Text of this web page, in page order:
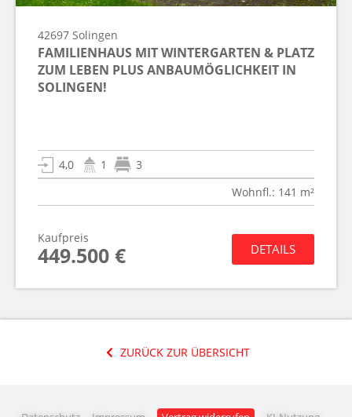
42697 Solingen
FAMILIENHAUS MIT WINTERGARTEN & PLATZ
ZUM LEBEN PLUS ANBAUMÖGLICHKEIT IN
SOLINGEN!
4,0 1
3
Wohnfl.: 141 m²
Kaufpreis
449.500 € DETAILS
ZURÜCK ZUR ÜBERSICHT